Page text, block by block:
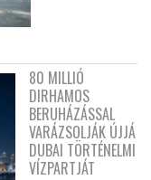
80 MILLIÓ
DIRHAMOS
BERUHÁZÁSSAL
VARÁZSOLJÁK ÚJJÁ
DUBAI TÖRTÉNELMI
VÍZPARTJÁT